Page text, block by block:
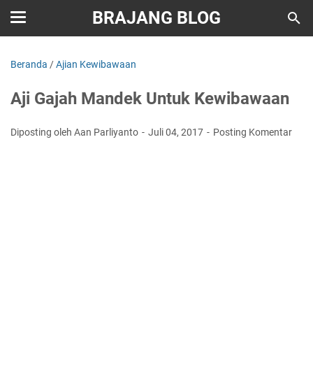
BRAJANG BLOG
Beranda /Ajian Kewibawaan
Aji Gajah Mandek Untuk Kewibawaan
Diposting oleh Aan Parliyanto Juli 04, 2017 Posting Komentar